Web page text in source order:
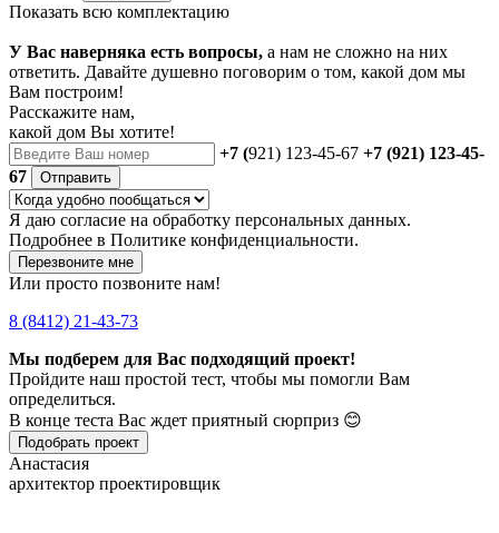
Показать всю комплектацию
У Вас наверняка есть вопросы, а нам не сложно на них
ответить. Давайте душевно поговорим о том, какой дом мы
Вам построим!
Расскажите нам,
какой дом Вы хотите!
+7 (921) 123-45-67 +7 (921) 123-45-
67
Отправить
Я даю согласие на обработку персональных данных.
Подробнее в Политике конфиденциальности.
Перезвоните мне
Или просто позвоните нам!
8 (8412) 21-43-73
Мы подберем для Вас подходящий проект!
Пройдите наш простой тест, чтобы мы помогли Вам
определиться.
В конце теста Вас ждет приятный сюрприз 😊
Подобрать проект
Анастасия
архитектор проектировщик